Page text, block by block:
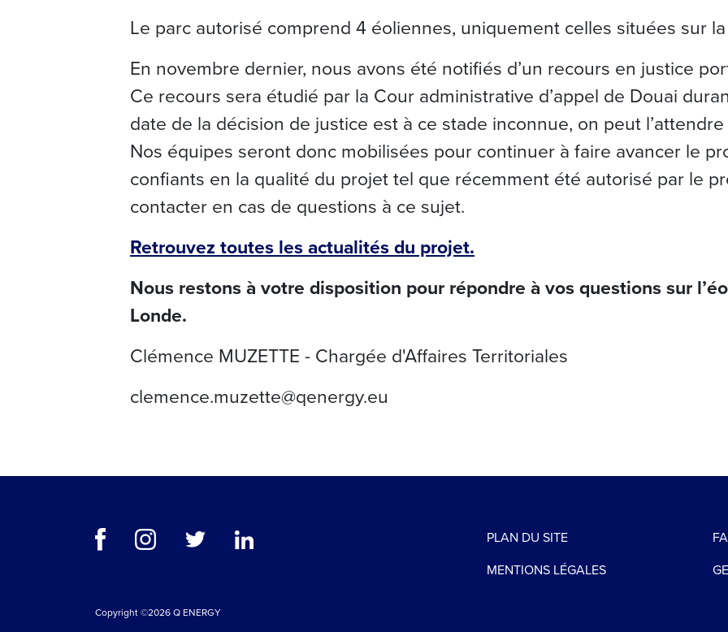
Le parc autorisé comprend 4 éoliennes, uniquement celles situées sur
En novembre dernier, nous avons été notifiés d’un recours en justice
Ce recours sera étudié par la Cour administrative d’appel de Douai
date de la décision de justice est à ce stade inconnue, on peut l’attendre
Nos équipes seront donc mobilisées pour continuer à faire avancer le
confiants en la qualité du projet tel que récemment été autorisé par le
contacter en cas de questions à ce sujet.
Retrouvez toutes les actualités du projet.
Nous restons à votre disposition pour répondre à vos questions sur
Londe.
Clémence MUZETTE - Chargée d'Affaires Territoriales
clemence.muzette@qenergy.eu
PLAN DU SITE
MENTIONS LÉGALES
Copyright ©2026 Q ENERGY